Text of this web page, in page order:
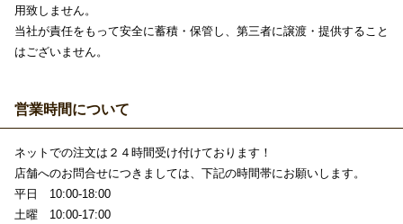
用致しません。
当社が責任をもって安全に蓄積・保管し、第三者に譲渡・提供すること
はございません。
営業時間について
ネットでの注文は２４時間受け付けております！
店舗へのお問合せにつきましては、下記の時間帯にお願いします。
平日 10:00-18:00
土曜 10:00-17:00